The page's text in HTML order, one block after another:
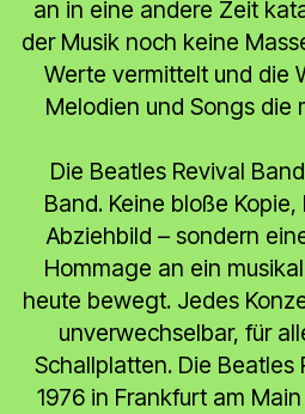
an in eine andere Zeit
der Musik noch keine
Werte vermittelt und die
Melodien und Songs die
Die Beatles Revival
Band. Keine bloße
Abziehbild – sondern
Hommage an ein
heute bewegt. Jedes
unverwechselbar, für
Schallplatten. Die Beatles
1976 in Frankfurt am